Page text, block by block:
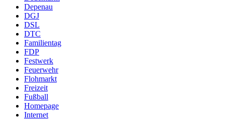
Depenau
DGJ
DSL
DTC
Familientag
FDP
Festwerk
Feuerwehr
Flohmarkt
Freizeit
Fußball
Homepage
Internet